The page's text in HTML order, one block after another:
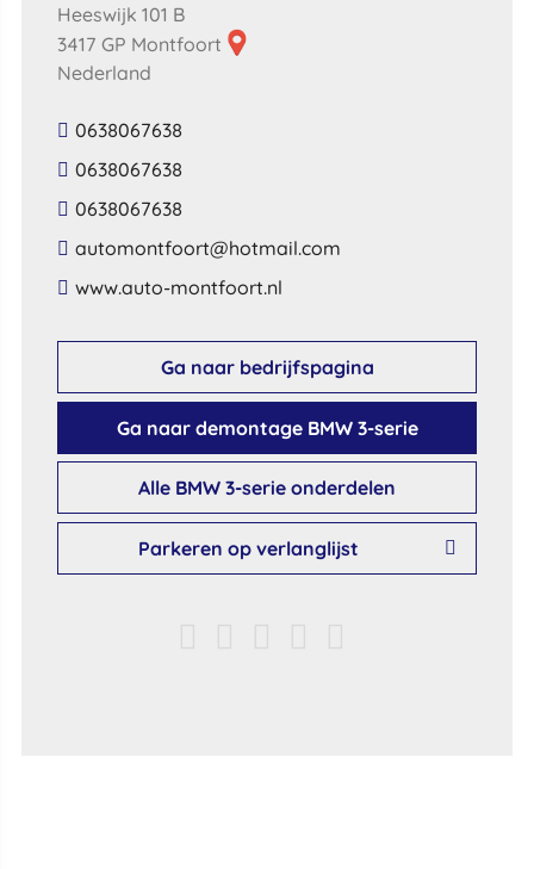
Heeswijk 101 B
3417 GP Montfoort
Nederland
0638067638
0638067638
0638067638
​automontfoort​@​hotmail​.​com​
​www​.​auto​-​montfoort​.​nl​
Ga naar bedrijfspagina
Ga naar demontage BMW 3-serie
Alle BMW 3-serie onderdelen
Parkeren op verlanglijst